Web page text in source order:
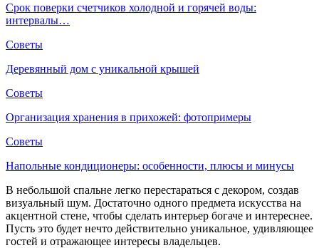
Срок поверки счетчиков холодной и горячей воды:
интервалы…
Советы
Деревянный дом с уникальной крышей
Советы
Организация хранения в прихожей: фотопримеры
Советы
Напольные кондиционеры: особенности, плюсы и минусы
В небольшой спальне легко перестараться с декором, создав
визуальный шум. Достаточно одного предмета искусства на
акцентной стене, чтобы сделать интерьер богаче и интереснее.
Пусть это будет нечто действительно уникальное, удивляющее
гостей и отражающее интересы владельцев.